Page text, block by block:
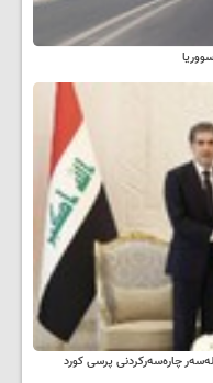
چاره‌سه‌ركردنی پرسی كورد